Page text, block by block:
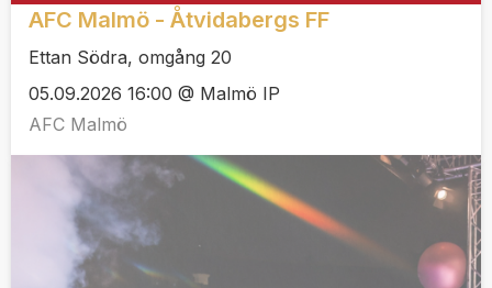
AFC Malmö - Åtvidabergs FF
Ettan Södra, omgång 20
05.09.2026 16:00 @ Malmö IP
AFC Malmö